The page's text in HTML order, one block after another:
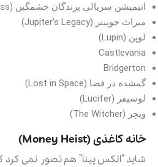
انیمیشن سریالی پرندگان خشمگین (Angry Birds: Summer Madness)
میراث جوپیتر (Jupiter’s Legacy)
لوپن (Lupin)
Castlevania
Bridgerton
گمشده در فضا (Lost in Space)
لوسیفر (Lucifer)
ویچر (The Witcher)
خانه کاغذی (Money Heist)
شاید “الکس پینا” هم تصور نمی کرد